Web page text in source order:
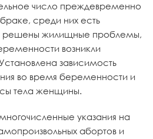
число преждевременно
среди них есть
решены жилищные проблемы,
возникли
зависимость
во время беременности и
тела женщины.
указания на
абортов и